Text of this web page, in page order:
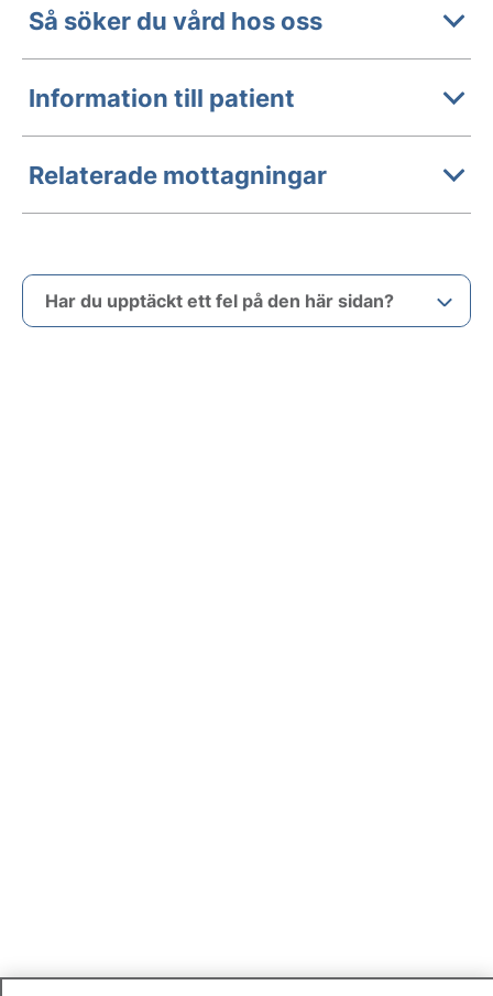
Så söker du vård hos oss
Information till patient
Relaterade mottagningar
Har du upptäckt ett fel på den här sidan?